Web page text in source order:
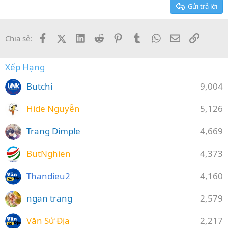
Gửi trả lời
Chia sẻ: FacebookX (Twitter)
LinkedInReddit PinterestTumblrWhatsApp
EmailLink
Xếp Hạng
9,004
Butchi
5,126
Hide Nguyễn
4,669
Trang Dimple
4,373
ButNghien
4,160
Thandieu2
2,579
ngan trang
2,217
Văn Sử Địa